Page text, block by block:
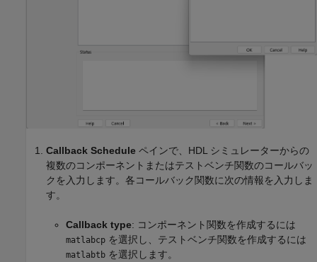
Callback Schedule ペインで、HDL シミュレーターからの
複数のコンポーネントまたはテストベンチ関数のコールバッ
クを入力します。各コールバック関数に次の情報を入力しま
す。
Callback type: コンポーネント関数を作成するには
matlabcp を選択し、テストベンチ関数を作成するには
matlabtb を選択します。